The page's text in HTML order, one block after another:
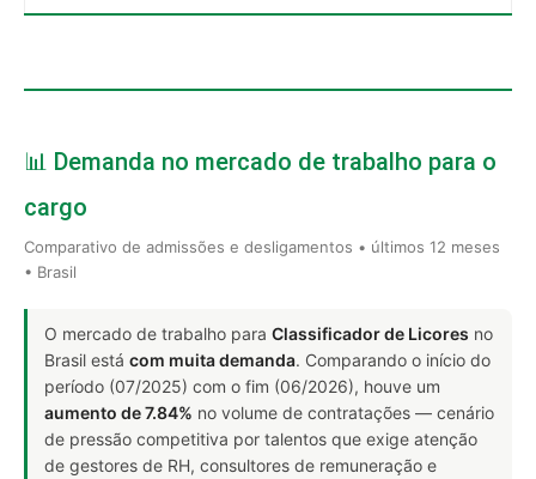
📊 Demanda no mercado de trabalho para o
cargo
Comparativo de admissões e desligamentos • últimos 12 meses
• Brasil
O mercado de trabalho para Classificador de Licores no
Brasil está com muita demanda. Comparando o início do
período (07/2025) com o fim (06/2026), houve um
aumento de 7.84% no volume de contratações — cenário
de pressão competitiva por talentos que exige atenção
de gestores de RH, consultores de remuneração e